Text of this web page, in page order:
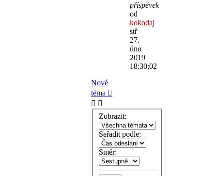
příspěvek
od
kokodaj
stř
27.
úno
2019
18:30:02
Nové
téma
Zobrazit:
Seřadit podle:
Směr: